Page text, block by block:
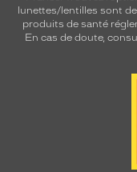
lunettes/lentilles sont
produits de santé
En cas de doute,